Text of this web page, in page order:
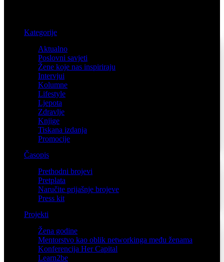
Kategorije
Aktualno
Poslovni savjeti
Žene koje nas inspiriraju
Intervjui
Kolumne
Lifestyle
Ljepota
Zdravlje
Knjige
Tiskana izdanja
Promocije
Časopis
Prethodni brojevi
Pretplata
Naručite prijašnje brojeve
Press kit
Projekti
Žena godine
Mentorstvo kao oblik networkinga među ženama
Konferencija Her Capital
Learn2be